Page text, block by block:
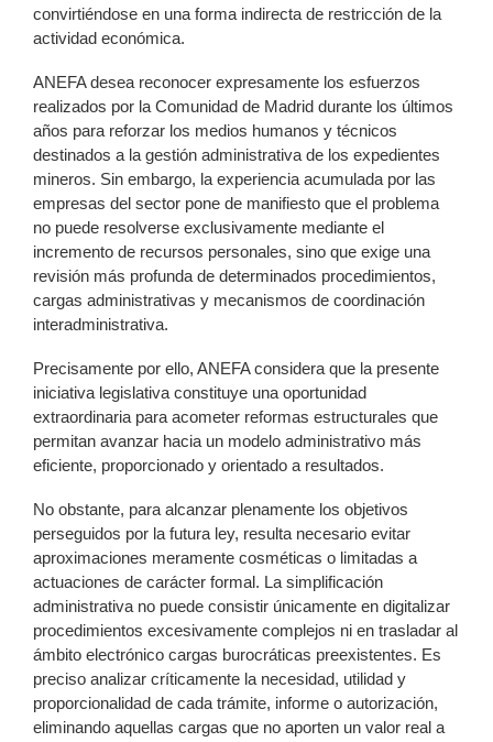
convirtiéndose en una forma indirecta de restricción de la
actividad económica.
ANEFA desea reconocer expresamente los esfuerzos
realizados por la Comunidad de Madrid durante los últimos
años para reforzar los medios humanos y técnicos
destinados a la gestión administrativa de los expedientes
mineros. Sin embargo, la experiencia acumulada por las
empresas del sector pone de manifiesto que el problema
no puede resolverse exclusivamente mediante el
incremento de recursos personales, sino que exige una
revisión más profunda de determinados procedimientos,
cargas administrativas y mecanismos de coordinación
interadministrativa.
Precisamente por ello, ANEFA considera que la presente
iniciativa legislativa constituye una oportunidad
extraordinaria para acometer reformas estructurales que
permitan avanzar hacia un modelo administrativo más
eficiente, proporcionado y orientado a resultados.
No obstante, para alcanzar plenamente los objetivos
perseguidos por la futura ley, resulta necesario evitar
aproximaciones meramente cosméticas o limitadas a
actuaciones de carácter formal. La simplificación
administrativa no puede consistir únicamente en digitalizar
procedimientos excesivamente complejos ni en trasladar al
ámbito electrónico cargas burocráticas preexistentes. Es
preciso analizar críticamente la necesidad, utilidad y
proporcionalidad de cada trámite, informe o autorización,
eliminando aquellas cargas que no aporten un valor real a